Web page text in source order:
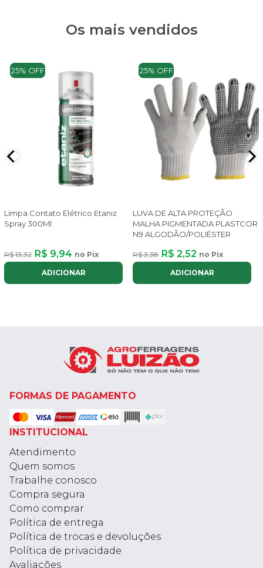
Os mais vendidos
25% OFF
Limpa Contato Elétrico Etaniz
Spray 300Ml
R$ 13,32 R$ 9,94 no Pix
ADICIONAR
25% OFF
LUVA DE ALTA PROTEÇÃO
MALHA PIGMENTADA PLASTCOR
N9 ALGODÃO/POLIÉSTER
R$ 3,38 R$ 2,52 no Pix
ADICIONAR
FORMAS DE PAGAMENTO
INSTITUCIONAL
Atendimento
Quem somos
Trabalhe conosco
Compra segura
Como comprar
Política de entrega
Política de trocas e devoluções
Política de privacidade
Avaliações